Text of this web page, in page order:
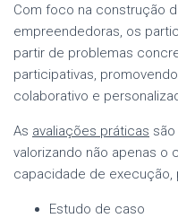
Com foco na construção
empreendedoras, os
partir de problemas
participativas,
colaborativo e
As avaliações práticas
valorizando não apenas o
capacidade de execução,
Estudo de caso